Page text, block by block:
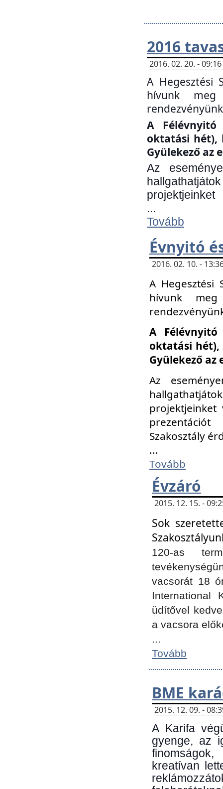
2016
2016. 02. 20. -
A Hegesztési
hívunk
A
oktatási hét),
Gyülekező az
Az
projektjeinket
...
Tovább
Évnyitó
2016. 02. 10. -
A Hegesztési
hívunk
A
oktatási hét),
Gyülekező az
Az
Szakosztály
...
Tovább
Évzáró
2015. 12. 15. -
Sok
120-as
vacsorát 18
International
üdítővel
a vacsora
...
Tovább
BME
2015. 12. 09. -
A Karifa
gyenge, az
kreatívan